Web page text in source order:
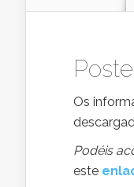
Os
Podéis
este